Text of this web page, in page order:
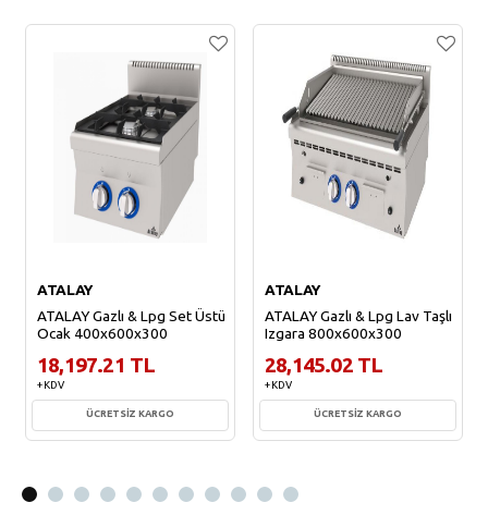
ATALAY
ATALAY Gazlı & Lpg Set Üstü
Ocak 400x600x300
18,197.21 TL
+ KDV
ÜCRETSİZ KARGO
ATALAY
ATALAY Gazlı & Lpg Lav Taşlı
Izgara 800x600x300
28,145.02 TL
+ KDV
ÜCRETSİZ KARGO